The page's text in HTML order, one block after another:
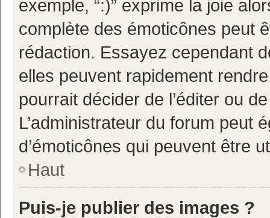
exemple, “:)” exprime la joie
complète des émoticônes peut
rédaction. Essayez cependant
elles peuvent rapidement
pourrait décider de l’éditer ou
L’administrateur du forum peut
d’émoticônes qui peuvent être
Haut
Puis-je publier des images ?